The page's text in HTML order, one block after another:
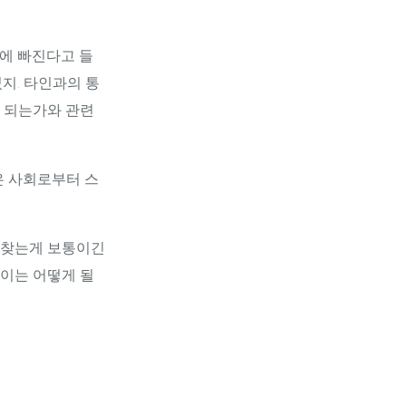
빠진다고 들
. 타인과의 통
는가와 관련
사회로부터 스
는게 보통이긴
는 어떻게 될